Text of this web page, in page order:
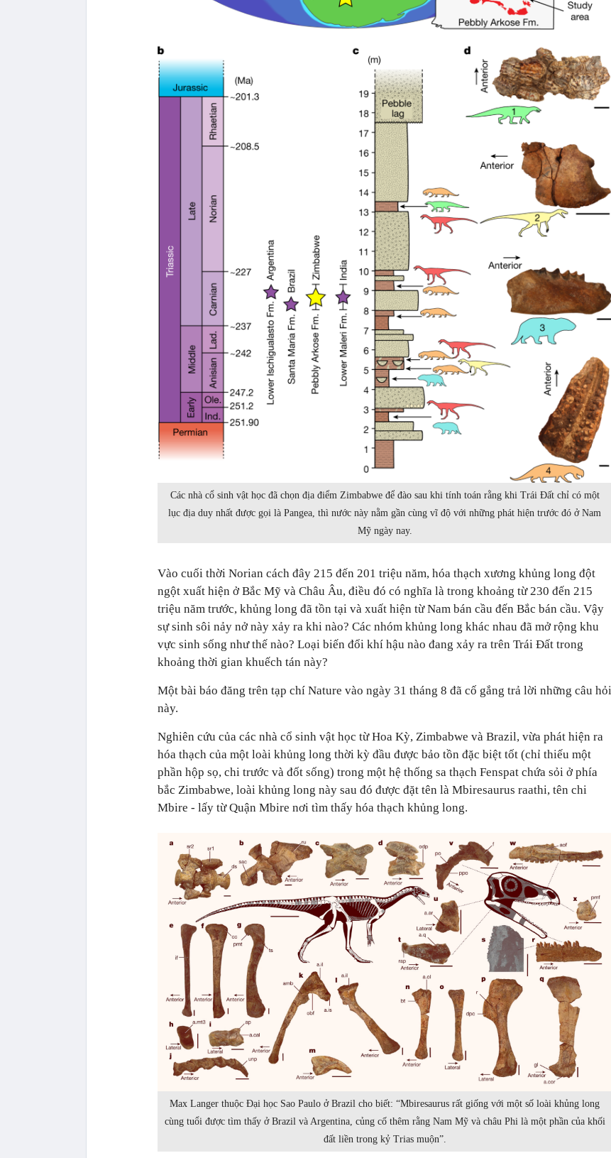
Các nhà cổ sinh vật học đã chọn địa điểm Zimbabwe để đào sau khi tính toán rằng khi Trái Đất chỉ có một
lục địa duy nhất được gọi là Pangea, thì nước này nằm gần cùng vĩ độ với những phát hiện trước đó ở Nam
Mỹ ngày nay.
Vào cuối thời Norian cách đây 215 đến 201 triệu năm, hóa thạch xương khủng long đột
ngột xuất hiện ở Bắc Mỹ và Châu Âu, điều đó có nghĩa là trong khoảng từ 230 đến 215
triệu năm trước, khủng long đã tồn tại và xuất hiện từ Nam bán cầu đến Bắc bán cầu. Vậy
sự sinh sôi nảy nở này xảy ra khi nào? Các nhóm khủng long khác nhau đã mở rộng khu
vực sinh sống như thế nào? Loại biến đổi khí hậu nào đang xảy ra trên Trái Đất trong
khoảng thời gian khuếch tán này?
Một bài báo đăng trên tạp chí Nature vào ngày 31 tháng 8 đã cố gắng trả lời những câu hỏi
này.
Nghiên cứu của các nhà cổ sinh vật học từ Hoa Kỳ, Zimbabwe và Brazil, vừa phát hiện ra
hóa thạch của một loài khủng long thời kỳ đầu được bảo tồn đặc biệt tốt (chỉ thiếu một
phần hộp sọ, chi trước và đốt sống) trong một hệ thống sa thạch Fenspat chứa sỏi ở phía
bắc Zimbabwe, loài khủng long này sau đó được đặt tên là Mbiresaurus raathi, tên chi
Mbire - lấy từ Quận Mbire nơi tìm thấy hóa thạch khủng long.
Max Langer thuộc Đại học Sao Paulo ở Brazil cho biết: “Mbiresaurus rất giống với một số loài khủng long
cùng tuổi được tìm thấy ở Brazil và Argentina, củng cố thêm rằng Nam Mỹ và châu Phi là một phần của khối
đất liền trong kỷ Trias muộn”.